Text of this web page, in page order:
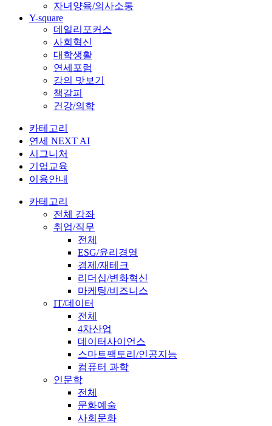
자녀양육/의사소통
Y-square
데일리포커스
사회혁신
대학생활
연세포럼
강의 맛보기
책갈피
건강/의학
카테고리
연세 NEXT AI
시그니처
기업교육
이용안내
카테고리
전체 강좌
취업/직무
전체
ESG/윤리경영
경제/재테크
리더십/변화혁신
마케팅/비즈니스
IT/데이터
전체
4차산업
데이터사이언스
스마트팩토리/인공지능
컴퓨터 과학
인문학
전체
문화예술
사회문화